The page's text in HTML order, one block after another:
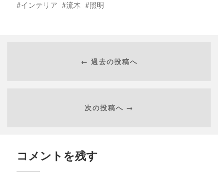
インテリア
流木 照明
← 過去の投稿へ
次の投稿へ →
コメントを残す